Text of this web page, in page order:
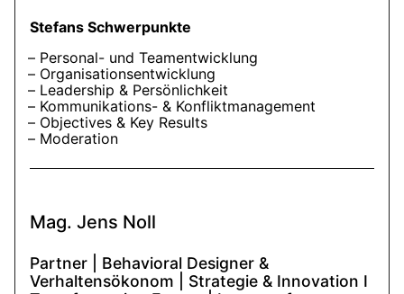
Stefans Schwerpunkte
Personal- und Teamentwicklung
Organisationsentwicklung
Leadership & Persönlichkeit
Kommunikations- & Konfliktmanagement
Objectives & Key Results
Moderation
Mag. Jens Noll
Partner | Behavioral Designer &
Verhaltensökonom | Strategie & Innovation I